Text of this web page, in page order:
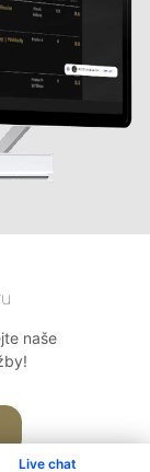
Live chat
naše